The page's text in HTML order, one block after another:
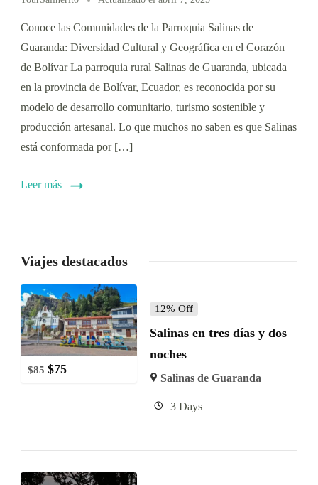
Conoce las Comunidades de la Parroquia Salinas de
Guaranda: Diversidad Cultural y Geográfica en el Corazón
de Bolívar La parroquia rural Salinas de Guaranda, ubicada
en la provincia de Bolívar, Ecuador, es reconocida por su
modelo de desarrollo comunitario, turismo sostenible y
producción artesanal. Lo que muchos no saben es que Salinas
está conformada por […]
Leer más
Viajes destacados
$85 $75
12% Off
Salinas en tres días y dos
noches
Salinas de Guaranda
3 Days